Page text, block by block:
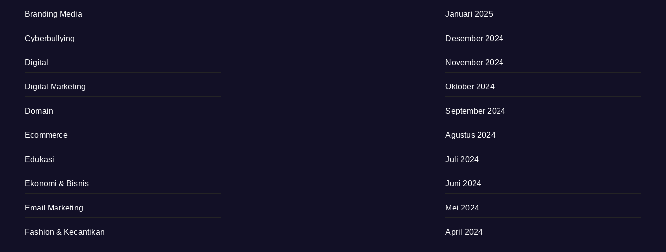
Branding Media
Cyberbullying
Digital
Digital Marketing
Domain
Ecommerce
Edukasi
Ekonomi & Bisnis
Email Marketing
Fashion & Kecantikan
Januari 2025
Desember 2024
November 2024
Oktober 2024
September 2024
Agustus 2024
Juli 2024
Juni 2024
Mei 2024
April 2024